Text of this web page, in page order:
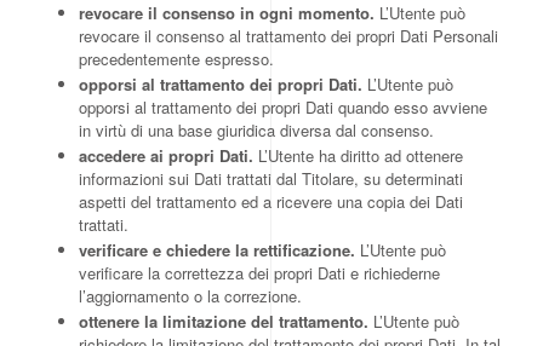
revocare il consenso in ogni momento. L’Utente può
revocare il consenso al trattamento dei propri Dati Personali
precedentemente espresso.
opporsi al trattamento dei propri Dati. L’Utente può
opporsi al trattamento dei propri Dati quando esso avviene
in virtù di una base giuridica diversa dal consenso.
accedere ai propri Dati. L’Utente ha diritto ad ottenere
informazioni sui Dati trattati dal Titolare, su determinati
aspetti del trattamento ed a ricevere una copia dei Dati
trattati.
verificare e chiedere la rettificazione. L’Utente può
verificare la correttezza dei propri Dati e richiederne
l’aggiornamento o la correzione.
ottenere la limitazione del trattamento. L’Utente può